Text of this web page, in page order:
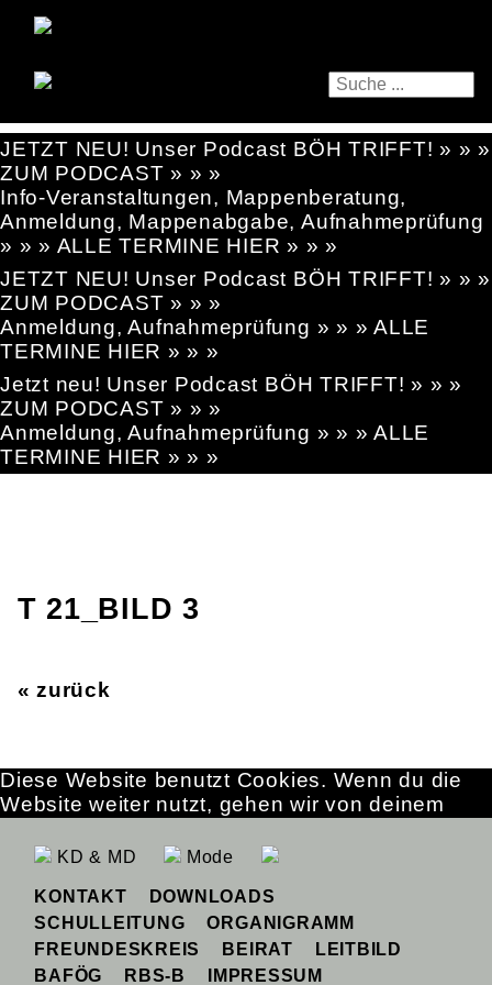
JETZT NEU! Unser Podcast BÖH TRIFFT! » » »
ZUM PODCAST » » »
Info-Veranstaltungen, Mappenberatung,
Anmeldung, Mappenabgabe, Aufnahmeprüfung
» » » ALLE TERMINE HIER » » »
JETZT NEU! Unser Podcast BÖH TRIFFT! » » »
ZUM PODCAST » » »
Anmeldung, Aufnahmeprüfung » » » ALLE
TERMINE HIER » » »
Jetzt neu! Unser Podcast BÖH TRIFFT! » » »
ZUM PODCAST » » »
Anmeldung, Aufnahmeprüfung » » » ALLE
TERMINE HIER » » »
T 21_BILD 3
« zurück
KD & MD Mode
KONTAKT
DOWNLOADS
SCHULLEITUNG
ORGANIGRAMM
FREUNDESKREIS
BEIRAT
LEITBILD
BAFÖG
RBS-B IMPRESSUM
Diese Website benutzt Cookies. Wenn du die
Website weiter nutzt, gehen wir von deinem